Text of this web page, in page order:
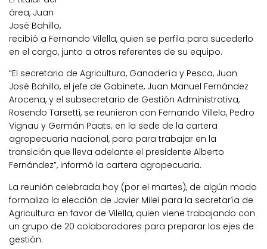
área, Juan
José Bahillo,
recibió a Fernando Vilella, quien se perfila para sucederlo
en el cargo, junto a otros referentes de su equipo.
“El secretario de Agricultura, Ganadería y Pesca, Juan
José Bahillo, el jefe de Gabinete, Juan Manuel Fernández
Arocena, y el subsecretario de Gestión Administrativa,
Rosendo Tarsetti, se reunieron con Fernando Villela, Pedro
Vignau y Germán Paats; en la sede de la cartera
agropecuaria nacional, para para trabajar en la
transición que lleva adelante el presidente Alberto
Fernández”, informó la cartera agropecuaria.
La reunión celebrada hoy (por el martes), de algún modo
formaliza la elección de Javier Milei para la secretaría de
Agricultura en favor de Vilella, quien viene trabajando con
un grupo de 20 colaboradores para preparar los ejes de
gestión.